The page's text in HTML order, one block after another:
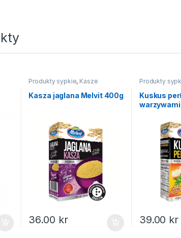
Produkty sypkie, Kasze
Kasza jaglana Melvit 400g
36.00 kr
Produkty
Kuskus
39.00 kr